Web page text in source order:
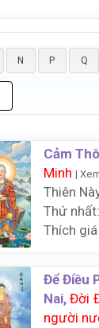
N P Q
Cảm
Minh |
Thiên
Thứ
Thích
Để Điều
Nai,Đời
người